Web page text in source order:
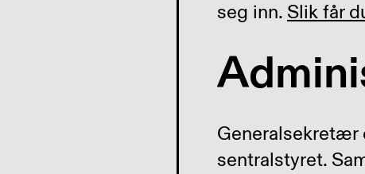
seg inn. Slik får
Generalsekretær
sentralstyret.